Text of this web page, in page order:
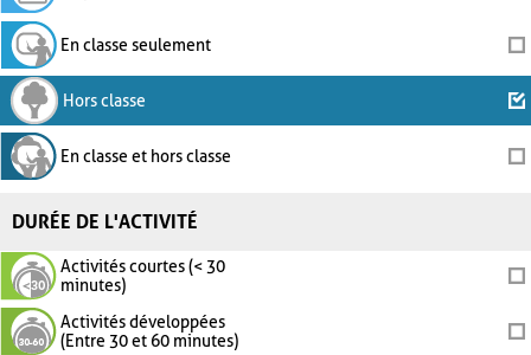
En classe seulement
Hors classe
En classe et hors classe
DURÉE DE L'ACTIVITÉ
Activités courtes (< 30
minutes)
Activités développées
(Entre 30 et 60 minutes)